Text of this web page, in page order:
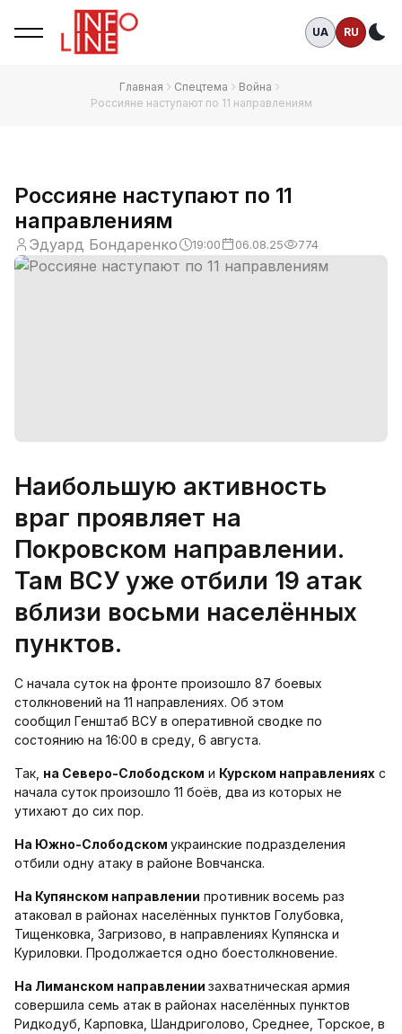
UA RU
Главная Спецтема
Война
Россияне наступают по 11 направлениям
Россияне наступают по 11
направлениям
Эдуард Бондаренко 19:00 06.08.25 774
Наибольшую активность
враг проявляет на
Покровском направлении.
Там ВСУ уже отбили 19 атак
вблизи восьми населённых
пунктов.
С начала суток на фронте произошло 87 боевых
столкновений на 11 направлениях. Об этом
сообщил Генштаб ВСУ в оперативной сводке по
состоянию на 16:00 в среду, 6 августа.
Так, на Северо-Слободском и Курском направлениях с
начала суток произошло 11 боёв, два из которых не
утихают до сих пор.
На Южно-Слободском украинские подразделения
отбили одну атаку в районе Вовчанска.
На Купянском направлении противник восемь раз
атаковал в районах населённых пунктов Голубовка,
Тищенковка, Загризово, в направлениях Купянска и
Куриловки. Продолжается одно боестолкновение.
На Лиманском направлении захватническая армия
совершила семь атак в районах населённых пунктов
Ридкодуб, Карповка, Шандриголово, Среднее, Торское, в